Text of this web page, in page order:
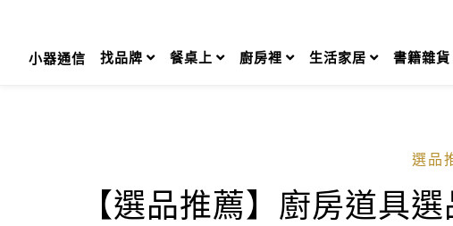
content小器通信 找品牌 餐桌上 廚房裡 生活家居 書籍雜貨
選品
【選品推薦】廚房道具